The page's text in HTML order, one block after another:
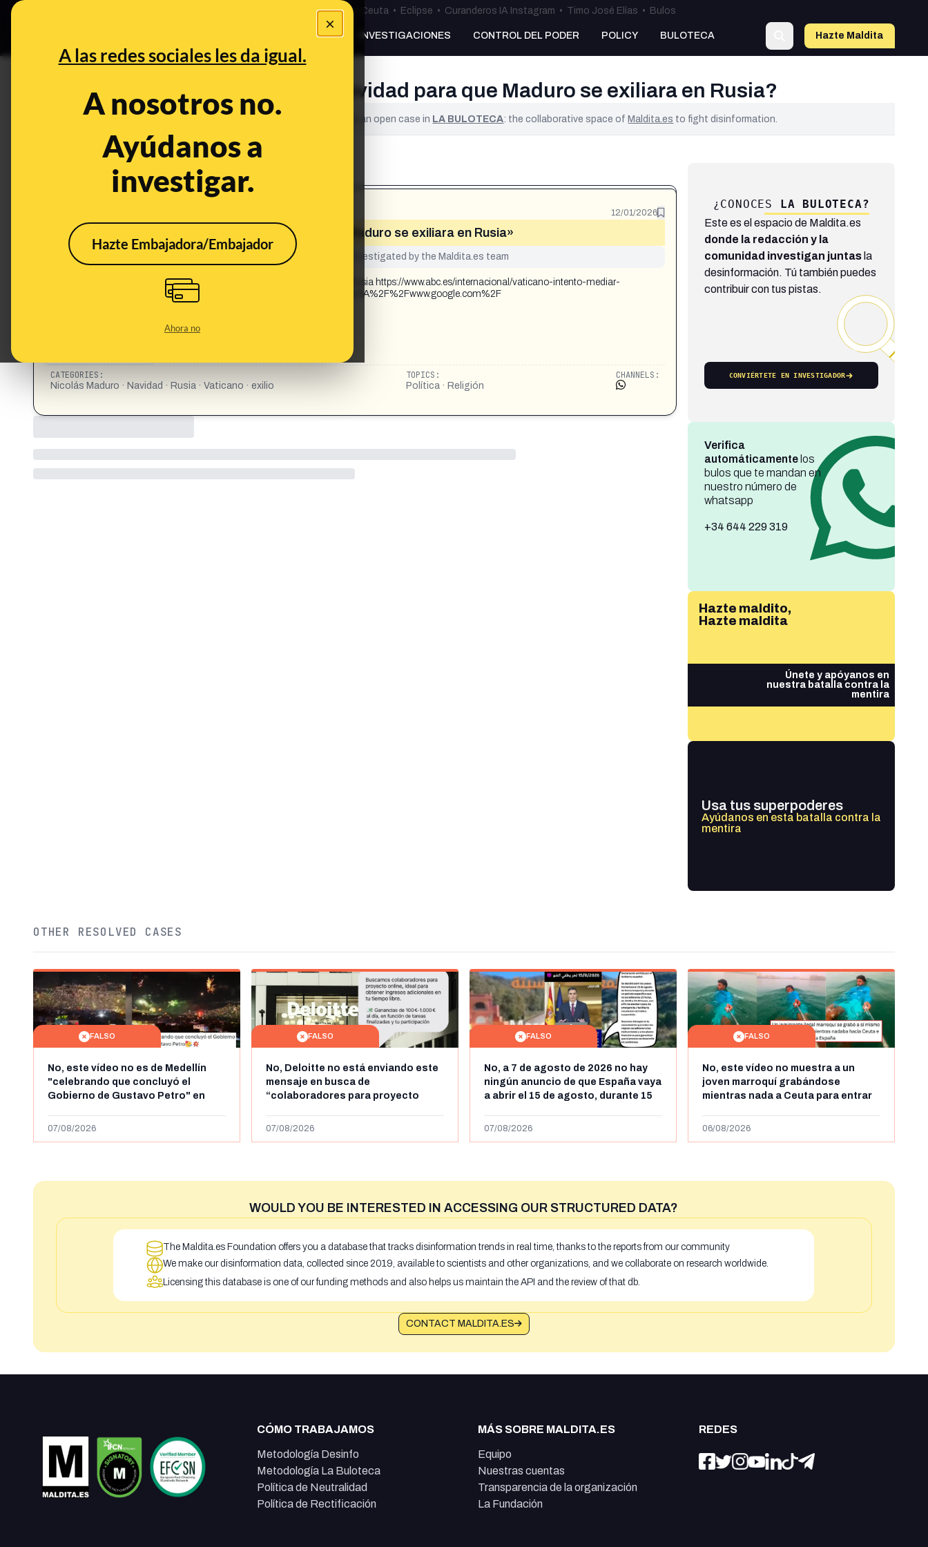
×
A las redes sociales les da igual.
A nosotros no.
Ayúdanos a
investigar.
Hazte Embajadora/Embajador
Ahora no
Especial Ceuta•Bulos Ceuta • Eclipse • Curanderos IA Instagram • Timo José Elías • Bulos
PREBUNKING INVESTIGACIONES CONTROL DEL PODER POLICY BULOTECA Hazte Maldita
¿El Vaticano intentó mediar en Navidad para que Maduro se exiliara en Rusia?
This content has NOT yet been verified. It is an open case in LA BULOTECA: the collaborative space ofMaldita.es to fight disinformation.
12/01/2026
«El Vaticano intentó mediar en Navidad para que Maduro se exiliara en Rusia»
This content has not yet been investigated by the Maldita.es team
El Vaticano intentó mediar en Navidad para que Maduro se exiliara en Rusia https://www.abc.es/internacional/vaticano-intento-mediar-
navidad-maduro-exiliara-rusia-20260110112830-nt.html?ref=https%3A%2F%2Fwww.google.com%2F
CATEGORIES:
Nicolás Maduro · Navidad · Rusia · Vaticano · exilio
TOPICS:
Política · Religión
CHANNELS:
¿CONOCES LA BULOTECA?
Este es el espacio de Maldita.es
donde la redacción y la
comunidad investigan juntasla
desinformación. Tú también puedes
contribuir con tus pistas.
CONVIÉRTETE EN INVESTIGADOR
Verifica
automáticamentelos
bulos que te mandan en
nuestro número de
whatsapp
+34 644 229 319
Hazte maldito,
Hazte maldita
Únete y apóyanos en
nuestra batalla contra la
mentira
Usa tus superpoderes
Ayúdanos en esta batalla contra la
mentira
OTHER RESOLVED CASES
FALSO
No, este vídeo no es de Medellín
"celebrando que concluyó el
Gobierno de Gustavo Petro" en
de 2024
07/08/2026
FALSO
No, Deloitte no está enviando este
mensaje en busca de
“colaboradores para proyecto
1.000 euros al día: es un timo
07/08/2026
FALSO
No, a 7 de agosto de 2026 no hay
ningún anuncio de que España vaya
a abrir el 15 de agosto, durante 15
y Ceuta
07/08/2026
FALSO
No, este vídeo no muestra a un
joven marroquí grabándose
mientras nada a Ceuta para entrar
más de 450km de Ceuta y el autor lo
06/08/2026
WOULD YOU BE INTERESTED IN ACCESSING OUR STRUCTURED DATA?
The Maldita.es Foundation offers you a database that tracks disinformation trends in real time, thanks to the reports from our community
We make our disinformation data, collected since 2019, available to scientists and other organizations, and we collaborate on research worldwide.
Licensing this database is one of our funding methods and also helps us maintain the API and the review of that db.
CONTACT MALDITA.ES
CÓMO TRABAJAMOS
Metodología Desinfo
Metodología La Buloteca
Política de Neutralidad
Política de Rectificación
MÁS SOBRE MALDITA.ES
Equipo
Nuestras cuentas
Transparencia de la organización
La Fundación
REDES